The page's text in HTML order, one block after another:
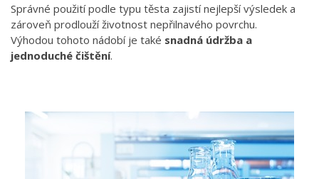
Správné použití podle typu těsta zajistí nejlepší výsledek a
zároveň prodlouží životnost nepřilnavého povrchu.
Výhodou tohoto nádobí je také snadná údržba a
jednoduché čištění.